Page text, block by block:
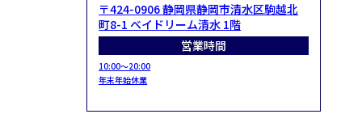
〒424-0906 静岡県静岡市清水区駒越北
町8-1 ベイドリーム清水 1階
営業時間
10:00～20:00
年末年始休業